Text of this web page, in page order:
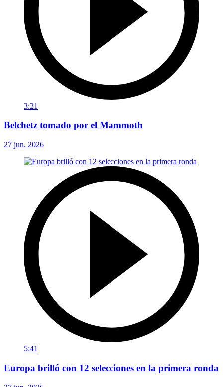
3:21
Belchetz tomado por el Mammoth
27 jun. 2026
5:41
Europa brilló con 12 selecciones en la primera ronda